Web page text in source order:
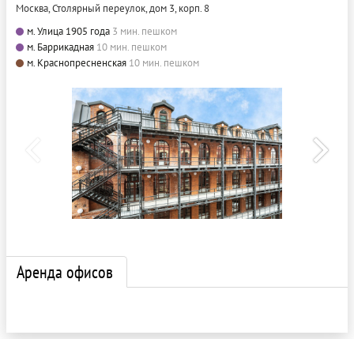
Москва, Столярный переулок, дом 3, корп. 8
м. Улица 1905 года 3 мин. пешком
м. Баррикадная 10 мин. пешком
м. Краснопресненская 10 мин. пешком
Аренда офисов